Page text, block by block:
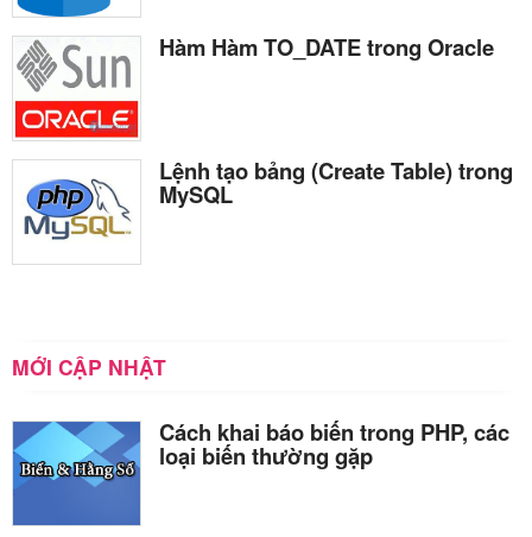
Hàm Hàm TO_DATE trong Oracle
Lệnh tạo bảng (Create Table) trong
MySQL
MỚI CẬP NHẬT
Cách khai báo biến trong PHP, các
loại biến thường gặp